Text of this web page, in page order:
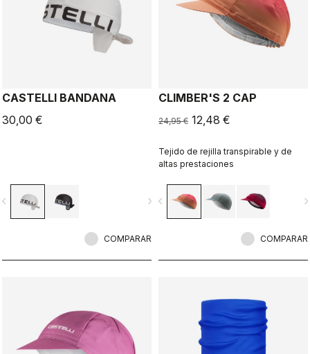
CASTELLI BANDANA
30,00 €
navigate_next
COMPARAR
CLIMBER'S 2 CAP
24,95 € 12,48 €
Tejido de rejilla transpirable y de
altas prestaciones
navigate_before
COMPARAR